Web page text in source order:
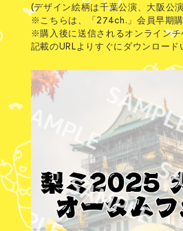
(デザイン絵柄は千葉公演、大阪公
※こちらは、「274ch.」会員早期
※購入後に送信されるオンライン
記載のURLよりすぐにダウンロード